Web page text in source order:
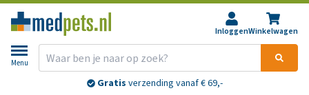
InloggenWinkelwagen
Menu
Gratis verzending vanaf € 69,-